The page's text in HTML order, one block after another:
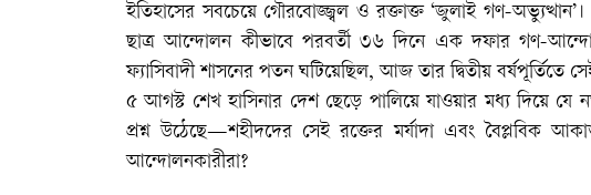
ইতিহাসের সবচেয়ে গৌরবোজ্জ্বল ও রক্তাক্ত ‘জুলাই গণ-
ছাত্র আন্দোলন কীভাবে পরবর্তী ৩৬ দিনে এক দফার গণ-
ফ্যাসিবাদী শাসনের পতন ঘটিয়েছিল, আজ তার দ্বিতীয় বর্ষপূর্তিতে
৫ আগস্ট শেখ হাসিনার দেশ ছেড়ে পালিয়ে যাওয়ার মধ্য দিয়ে
প্রশ্ন উঠেছে—শহীদদের সেই রক্তের মর্যাদা এবং বৈপ্লবিক
আন্দোলনকারীরা?